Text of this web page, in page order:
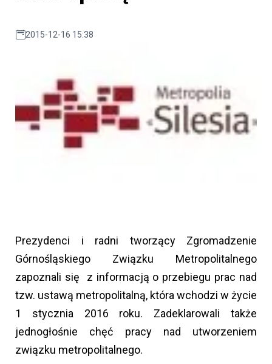
2015-12-16 15:38
Prezydenci i radni tworzący Zgromadzenie
Górnośląskiego Związku Metropolitalnego
zapoznali się z informacją o przebiegu prac nad
tzw. ustawą metropolitalną, która wchodzi w życie
1 stycznia 2016 roku. Zadeklarowali także
jednogłośnie chęć pracy nad utworzeniem
związku metropolitalnego.